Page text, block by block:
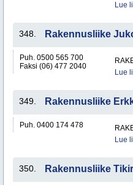
Lue
348. Rakennusliike
Puh. 0500 565 700
Faksi (06) 477 2040
Lue
349. Rakennusliike
Puh. 0400 174 478
Lue
350. Rakennusliike